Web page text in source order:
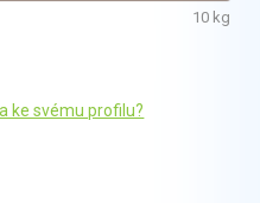
10 kg
ke svému profilu?